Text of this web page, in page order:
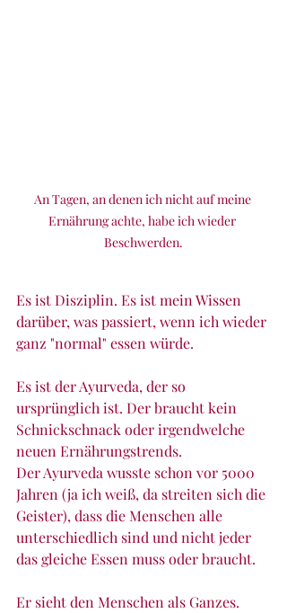
An Tagen, an denen ich nicht auf meine
Ernährung achte, habe ich wieder
Beschwerden.
Es ist Disziplin. Es ist mein Wissen
darüber, was passiert, wenn ich wieder
ganz "normal" essen würde.
Es ist der Ayurveda, der so
ursprünglich ist. Der braucht kein
Schnickschnack oder irgendwelche
neuen Ernährungstrends.
Der Ayurveda wusste schon vor 5000
Jahren (ja ich weiß, da streiten sich die
Geister), dass die Menschen alle
unterschiedlich sind und nicht jeder
das gleiche Essen muss oder braucht.
Er sieht den Menschen als Ganzes.